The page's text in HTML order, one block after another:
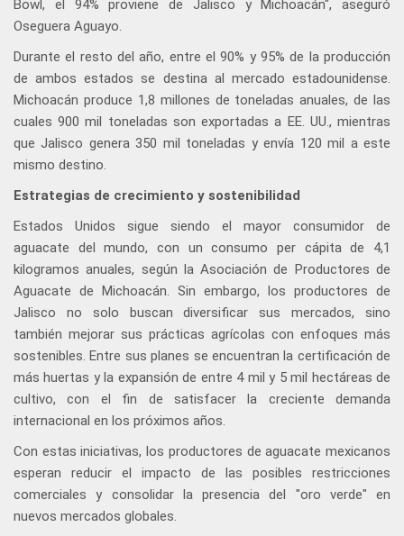
Bowl, el 94% proviene de Jalisco y Michoacán", aseguró
Oseguera Aguayo.
Durante el resto del año, entre el 90% y 95% de la producción
de ambos estados se destina al mercado estadounidense.
Michoacán produce 1,8 millones de toneladas anuales, de las
cuales 900 mil toneladas son exportadas a EE. UU., mientras
que Jalisco genera 350 mil toneladas y envía 120 mil a este
mismo destino.
Estrategias de crecimiento y sostenibilidad
Estados Unidos sigue siendo el mayor consumidor de
aguacate del mundo, con un consumo per cápita de 4,1
kilogramos anuales, según la Asociación de Productores de
Aguacate de Michoacán. Sin embargo, los productores de
Jalisco no solo buscan diversificar sus mercados, sino
también mejorar sus prácticas agrícolas con enfoques más
sostenibles. Entre sus planes se encuentran la certificación de
más huertas y la expansión de entre 4 mil y 5 mil hectáreas de
cultivo, con el fin de satisfacer la creciente demanda
internacional en los próximos años.
Con estas iniciativas, los productores de aguacate mexicanos
esperan reducir el impacto de las posibles restricciones
comerciales y consolidar la presencia del "oro verde" en
nuevos mercados globales.